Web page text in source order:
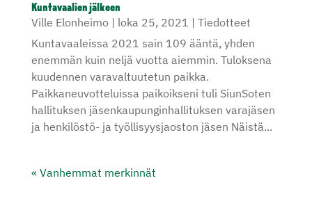
Kuntavaalien jälkeen
Ville Elonheimo| loka 25, 2021 | Tiedotteet
Kuntavaaleissa 2021 sain 109 ääntä, yhden
enemmän kuin neljä vuotta aiemmin. Tuloksena
kuudennen varavaltuutetun paikka.
Paikkaneuvotteluissa paikoikseni tuli SiunSoten
hallituksen jäsenkaupunginhallituksen varajäsen
ja henkilöstö- ja työllisyysjaoston jäsen Näistä...
« Vanhemmat merkinnät